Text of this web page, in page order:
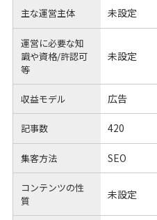
主な運営主体 未設定
運営に必要な知
識や資格/許認可
等
未設定
収益モデル 広告
記事数 420
集客方法 SEO
コンテンツの性
質
未設定